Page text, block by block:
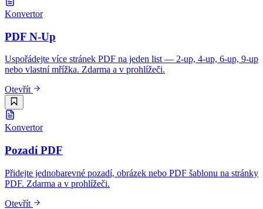
Konvertor
PDF N-Up
Uspořádejte více stránek PDF na jeden list — 2-up, 4-up, 6-up, 9-up
nebo vlastní mřížka. Zdarma a v prohlížeči.
Otevřít
Konvertor
Pozadí PDF
Přidejte jednobarevné pozadí, obrázek nebo PDF šablonu na stránky
PDF. Zdarma a v prohlížeči.
Otevřít